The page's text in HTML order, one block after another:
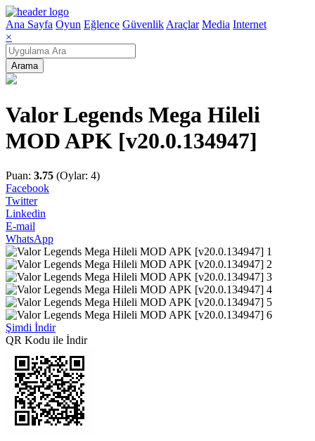
Ana Sayfa Oyun Eğlence Güvenlik Araçlar Media Internet
×
Arama
Valor Legends Mega Hileli
MOD APK [v20.0.134947]
Puan: 3.75 (Oylar: 4)
Facebook
Twitter
Linkedin
E-mail
WhatsApp
Şimdi İndir
QR Kodu ile İndir